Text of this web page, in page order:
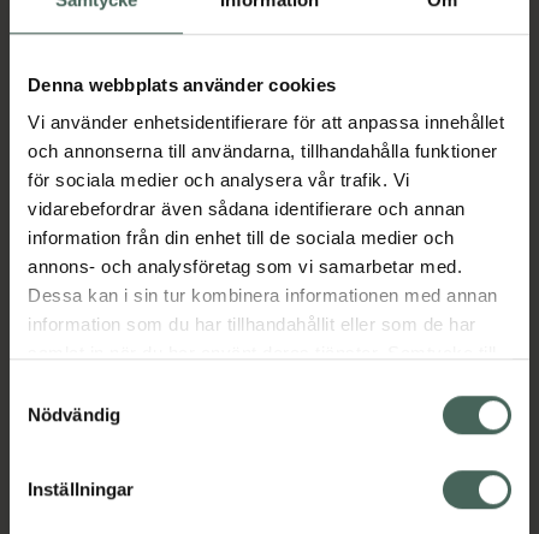
Denna webbplats använder cookies
Vi använder enhetsidentifierare för att anpassa innehållet
och annonserna till användarna, tillhandahålla funktioner
för sociala medier och analysera vår trafik. Vi
vidarebefordrar även sådana identifierare och annan
information från din enhet till de sociala medier och
annons- och analysföretag som vi samarbetar med.
Dessa kan i sin tur kombinera informationen med annan
information som du har tillhandahållit eller som de har
återkalla ditt samtycke via webbplatsens
cookieinställningar. Ett återkallat samtycke påverkar inte
lagligheten av behandling som skett innan återkallelsen.
Nödvändig
Inställningar
kroppen. Passar före eller efter träning samt
muskelmassan.Protein bidrar till att bibehålla
muskelmassan.Vegan godkänd
produkt.Tillverkad i Sverige.
Jämförpris 329 kr/kg
EAN:07350071060643
Kategorier:
Kost och hälsaMellanmål och snacks
Proteinpulver
Proteinpulver
Innehåll Visa